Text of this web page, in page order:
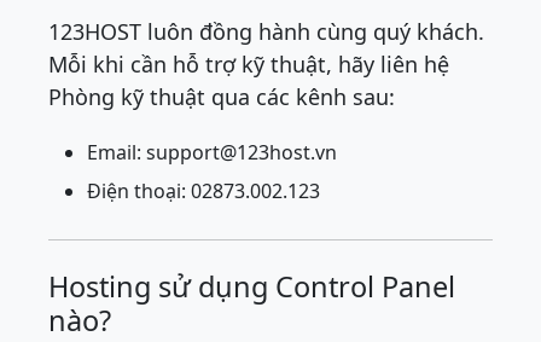
123HOST luôn đồng hành cùng quý khách.
Mỗi khi cần hỗ trợ kỹ thuật, hãy liên hệ
Phòng kỹ thuật qua các kênh sau:
Email: support@123host.vn
Điện thoại: 02873.002.123
Hosting sử dụng Control Panel
nào?